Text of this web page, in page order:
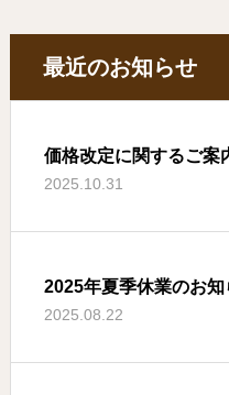
最近のお知らせ
価格改定に関するご案
2025.10.31
2025年夏季休業のお知
2025.08.22